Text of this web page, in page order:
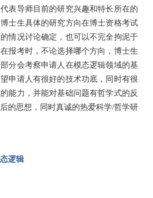
代表导师目前的研究兴趣和特长所在的
士生具体的研究方向在博士资格考试
情况讨论确定，也可以不完全拘泥于
在报考时，不论选择哪个方向，博士生
分会考察申请人在模态逻辑领域的基
申请人有很好的技术功底，同时有很
能力，并能对基础问题有哲学式的反
的思想，同时真诚的热爱科学/哲学研
逻辑